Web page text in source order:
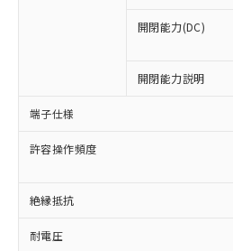
開閉能力(DC)
開閉能力説明
端子仕様
許容操作頻度
絶縁抵抗
耐電圧
本サービスは、当社
商品の当社在庫状況
(税抜)を提供させて
当社制御機器事業取
本サービスの対象外
ことをご了承くださ
在庫状況および標準
記載している更新日
タに基づき作成され
準価格とは異なる場
調査・確認中：EU RoHS
非含有の対応状況を調査
非該当品：ライセンス料
害物質有無と関係のない
仕入先様の事情により、
いたものが、含有品と判
むを得ず変更することが
*EU RoHS指令（10物質）：
鉛(Pb) 1000ppm以下、 水銀(Hg)
六価クロム(Cr(Ⅵ)) 1000ppm以下
「○」：最大均質材料含
基準値以下であることを
「×」：最大均質材料含有
基準値を超えていること
「－」：未確認です。当
当社は、これら貴社
為替および外国貿易
（以下｢規制貨物等
または国外への提供
国政府の輸出許可(
可)を取得するなど